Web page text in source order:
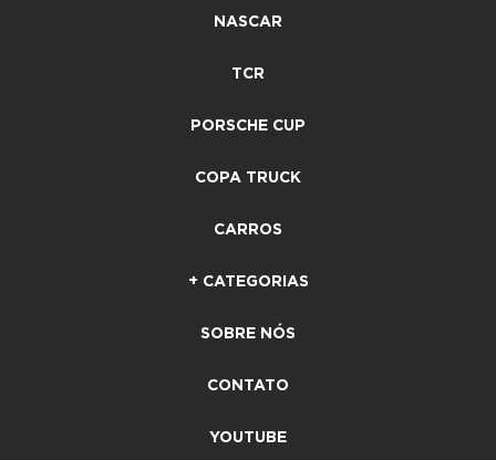
NASCAR
TCR
PORSCHE CUP
COPA TRUCK
CARROS
+ CATEGORIAS
SOBRE NÓS
CONTATO
YOUTUBE